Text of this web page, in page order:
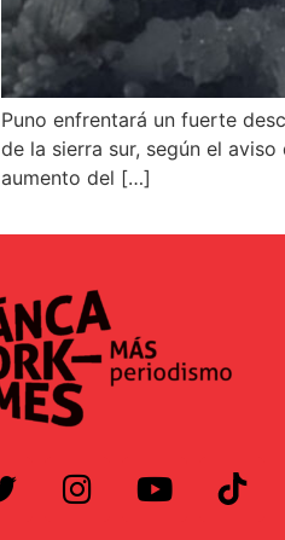
Puno enfrentará un fuerte
de la sierra sur, según el
aumento del […]